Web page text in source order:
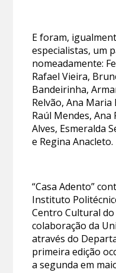
E foram,
especialistas, um
nomeadamente:
Rafael Vieira,
Bandeirinha,
Relvão, Ana Maria
Raúl Mendes, Ana
Alves, Esmeralda
e Regina Anacleto.
“Casa Adento”
Instituto
Centro Cultural do
colaboração da
através do
primeira edição
a segunda em